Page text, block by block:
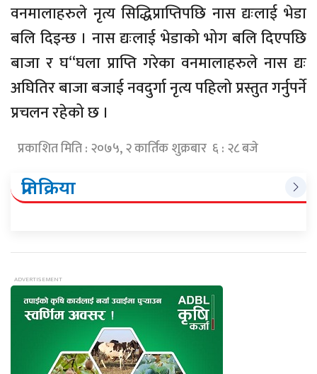
वनमालाहरुले नृत्य सिद्धिप्राप्तिपछि नास द्यःलाई भेडा
बलि दिइन्छ । नास द्यःलाई भेडाको भोग बलि दिएपछि
बाजा र घ“घला प्राप्ति गरेका वनमालाहरुले नास द्यः
अघितिर बाजा बजाई नवदुर्गा नृत्य पहिलो प्रस्तुत गर्नुपर्ने
प्रचलन रहेको छ ।
प्रकाशित मिति : २०७५, २ कार्तिक शुक्रबार ६ : २८ बजे
प्रतिक्रिया